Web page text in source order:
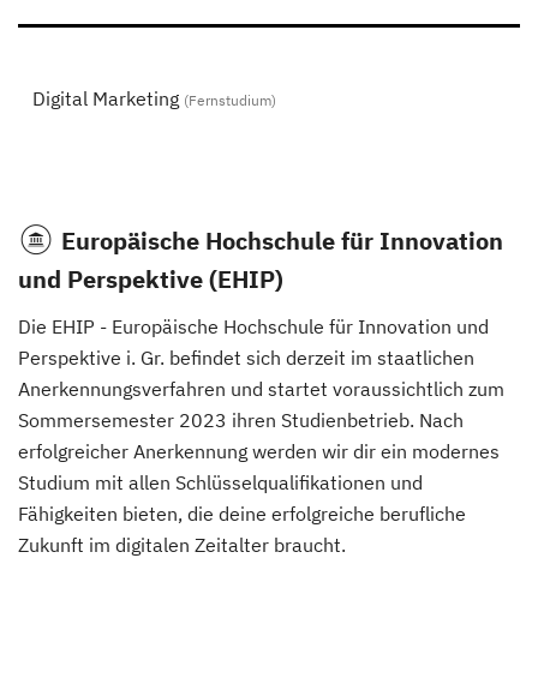
Digital Marketing (Fernstudium)
Europäische Hochschule für Innovation
und Perspektive (EHIP)
Die EHIP - Europäische Hochschule für Innovation und
Perspektive i. Gr. befindet sich derzeit im staatlichen
Anerkennungsverfahren und startet voraussichtlich zum
Sommersemester 2023 ihren Studienbetrieb. Nach
erfolgreicher Anerkennung werden wir dir ein modernes
Studium mit allen Schlüsselqualifikationen und
Fähigkeiten bieten, die deine erfolgreiche berufliche
Zukunft im digitalen Zeitalter braucht.